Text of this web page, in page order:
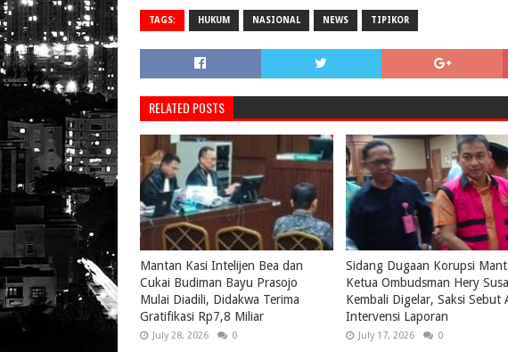
TAGS: HUKUM NASIONAL NEWS TIPIKOR
RELATED POSTS
Mantan Kasi Intelijen Bea dan
Cukai Budiman Bayu Prasojo
Mulai Diadili, Didakwa Terima
Gratifikasi Rp7,8 Miliar
July 28, 2026 0
Sidang Dugaan Korupsi
Ketua Ombudsman Hery
Kembali Digelar, Saksi Sebut
Intervensi Laporan
July 17, 2026 0